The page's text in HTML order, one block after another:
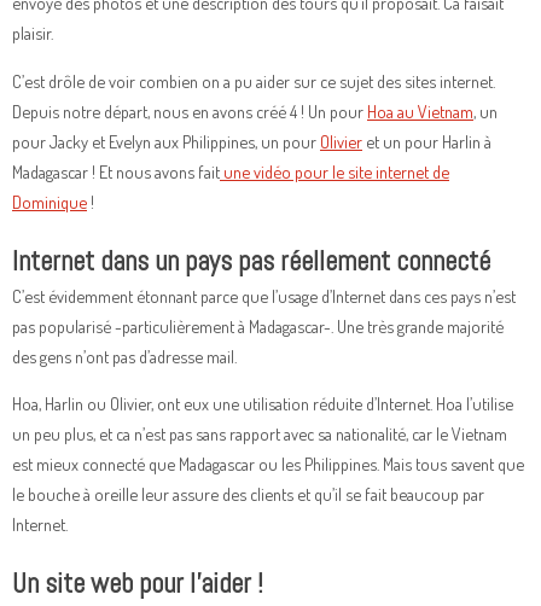
plaisir.
C’est drôle de voir combien on a pu aider sur ce sujet des sites internet.
Depuis notre départ, nous en avons créé 4 ! Un pour Hoa au Vietnam, un
pour Jacky et Evelyn aux Philippines, un pour Olivier et un pour Harlin à
Madagascar ! Et nous avons fait une vidéo pour le site internet de
Dominique !
Internet dans un pays pas réellement connecté
C’est évidemment étonnant parce que l’usage d’Internet dans ces pays n’est
pas popularisé -particulièrement à Madagascar-. Une très grande majorité
des gens n’ont pas d’adresse mail.
Hoa, Harlin ou Olivier, ont eux une utilisation réduite d’Internet. Hoa l’utilise
un peu plus, et ca n’est pas sans rapport avec sa nationalité, car le Vietnam
est mieux connecté que Madagascar ou les Philippines. Mais tous savent que
le bouche à oreille leur assure des clients et qu’il se fait beaucoup par
Internet.
Un site web pour l’aider !